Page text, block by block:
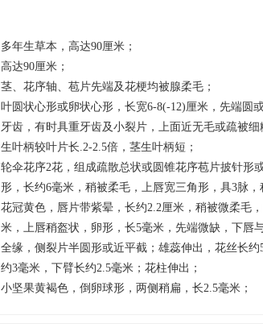
多年生草本，高达90厘米；
高达90厘米；
茎、花序轴、苞片先端及花梗均被腺柔毛；
叶圆状心形或卵状心形，长宽6-8(-12)厘米，先端圆
牙齿，有时具重牙齿及小裂片，上面近无毛或疏被
生叶柄较叶片长.2-2.5倍，茎生叶柄短；
轮伞花序2花，组成疏散总状或圆锥花序苞片披针形
形，长约6毫米，稍被柔毛，上唇宽三角形，具3脉
花冠黄色，唇片带紫晕，长约2.2厘米，稍被微柔毛
米，上唇稍盔状，卵形，长5毫米，先端微缺，下唇
全缘，侧裂片半圆形或近平截；雄蕊伸出，花丝长
约3毫米，下臂长约2.5毫米；花柱伸出；
小坚果黄褐色，倒卵球形，两侧稍扁，长2.5毫米；